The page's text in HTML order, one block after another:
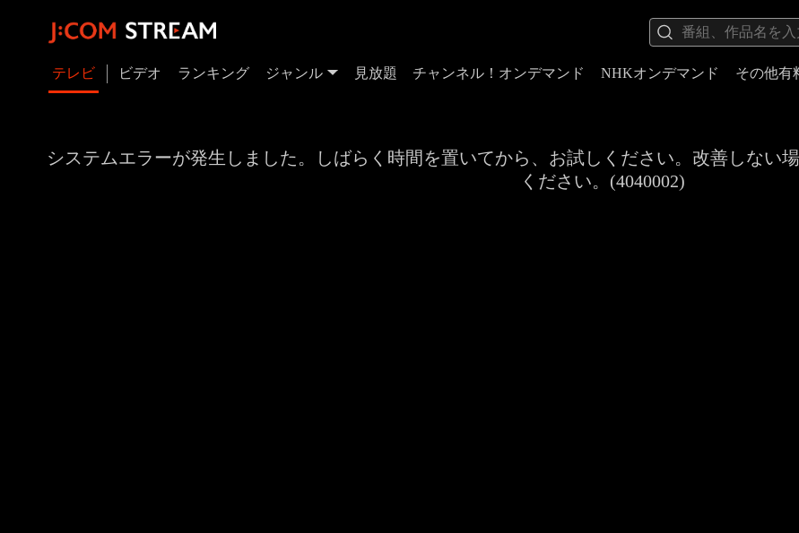
テレビ ビデオ ランキング ジャンル 見放題 チャンネル！オンデマンド NHKオンデマンド その他有
システムエラーが発生しました。しばらく時間を置いてから、お試しください。改善しない
ください。(4040002)